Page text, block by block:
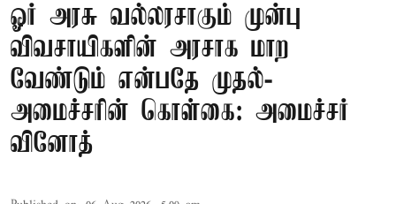
ஓர் அரசு வல்லரசாகும் முன்பு
விவசாயிகளின் அரசாக மாற
வேண்டும் என்பதே முதல்-
அமைச்சரின் கொள்கை: அமைச்சர்
வினோத்